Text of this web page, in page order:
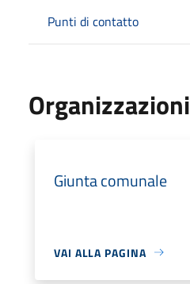
Punti di contatto
Organizzazioni
Giunta comunale
VAI ALLA PAGINA